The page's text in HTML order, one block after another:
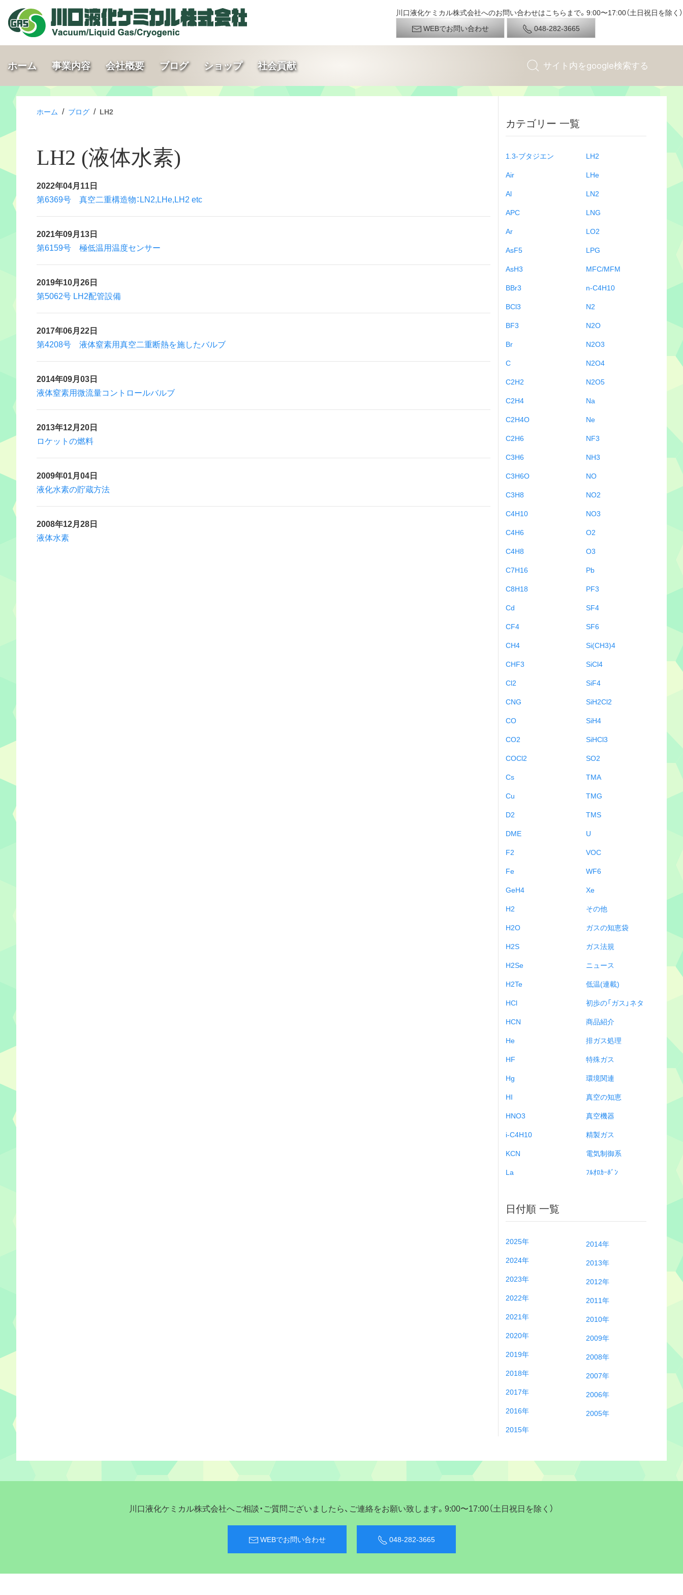
川口液化ケミカル株式会社へのお問い合わせはこちらまで。9:00〜17:00（土日祝日を除く）
WEBでお問い合わせ
048-282-3665
ホーム 事業内容 会社概要 ブログ ショップ 社会貢献
ホーム / ブログ / LH2
LH2 (液体水素)
2022年04月11日
第6369号 真空二重構造物：LN2,LHe,LH2 etc
2021年09月13日
第6159号 極低温用温度センサー
2019年10月26日
第5062号 LH2配管設備
2017年06月22日
第4208号 液体窒素用真空二重断熱を施したバルブ
2014年09月03日
液体窒素用微流量コントロールバルブ
2013年12月20日
ロケットの燃料
2009年01月04日
液化水素の貯蔵方法
2008年12月28日
液体水素
カテゴリー 一覧
1.3-ブタジエン
Air
Al
APC
Ar
AsF5
AsH3
BBr3
BCl3
BF3
Br
C
C2H2
C2H4
C2H4O
C2H6
C3H6
C3H6O
C3H8
C4H10
C4H6
C4H8
C7H16
C8H18
Cd
CF4
CH4
CHF3
Cl2
CNG
CO
CO2
COCl2
Cs
Cu
D2
DME
F2
Fe
GeH4
H2
H2O
H2S
H2Se
H2Te
HCl
HCN
He
HF
Hg
HI
HNO3
i-C4H10
KCN
La
LH2
LHe
LN2
LNG
LO2
LPG
MFC/MFM
n-C4H10
N2
N2O
N2O3
N2O4
N2O5
Na
Ne
NF3
NH3
NO
NO2
NO3
O2
O3
Pb
PF3
SF4
SF6
Si(CH3)4
SiCl4
SiF4
SiH2Cl2
SiH4
SiHCl3
SO2
TMA
TMG
TMS
U
VOC
WF6
Xe
その他
ガスの知恵袋
ガス法規
ニュース
低温(連載)
初歩の「ガス」ネタ
商品紹介
排ガス処理
特殊ガス
環境関連
真空の知恵
真空機器
精製ガス
電気制御系
ﾌﾙｵﾛｶｰﾎﾞﾝ
日付順 一覧
2025年
2024年
2023年
2022年
2021年
2020年
2019年
2018年
2017年
2016年
2015年
2014年
2013年
2012年
2011年
2010年
2009年
2008年
2007年
2006年
2005年
川口液化ケミカル株式会社へご相談・ご質問ございましたら、ご連絡をお願い致します。9:00〜17:00（土日祝日を除く）
WEBでお問い合わせ 048-282-3665